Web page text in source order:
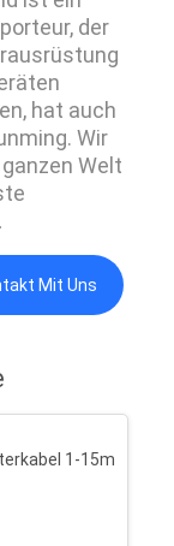
der
hat auch
Wir
Welt
Mit Uns
1-15m
S SFP+